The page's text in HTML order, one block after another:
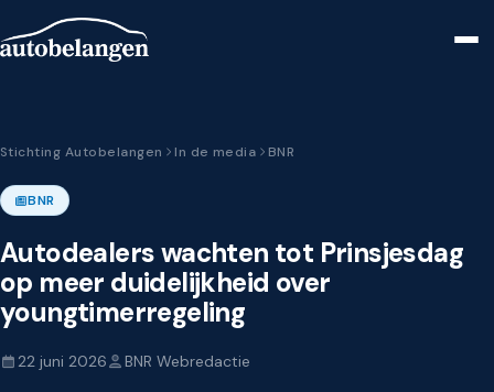
Stichting Autobelangen In de media BNR
BNR
Autodealers wachten tot Prinsjesdag
op meer duidelijkheid over
youngtimerregeling
22 juni 2026 BNR Webredactie